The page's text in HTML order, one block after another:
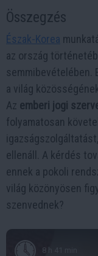
Összegzés
Észak-Korea
az ország
semmibevételében.
a világ
Az emberi jogi
folyamatosan
ellenáll. A kérdés
ennek a pokoli
világ közönyösen
szenvednek?
8 h 41 min